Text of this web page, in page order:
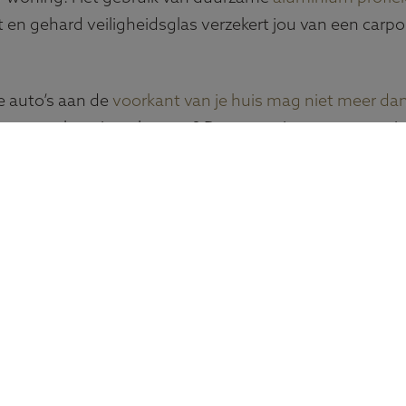
gehard veiligheidsglas verzekert jou van een
aan de voorkant van je huis mag niet meer